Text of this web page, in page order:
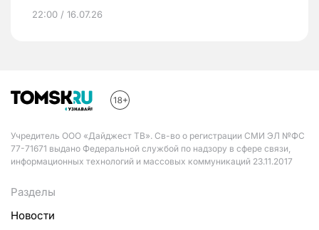
22:00 / 16.07.26
Учредитель ООО «Дайджест ТВ». Св-во о регистрации СМИ ЭЛ №ФС
77-71671 выдано Федеральной службой по надзору в сфере связи,
информационных технологий и массовых коммуникаций 23.11.2017
Разделы
Новости